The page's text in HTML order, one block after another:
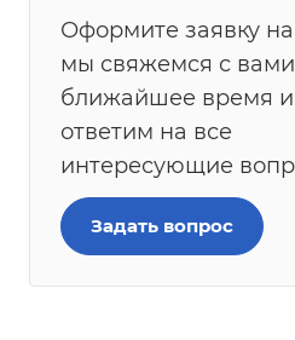
Оформите заявку на
мы свяжемся с
ближайшее время и
ответим на все
интересующие
Задать вопрос